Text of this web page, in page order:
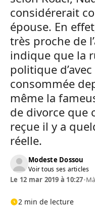
considérerait
épouse. En
très proche de
indique que la
politique
consommée
même la
de divorce que
reçue il y a
réelle.
Modeste Dossou
Voir tous ses articles
Le 12 mar 2019 à 10:27•
2 min de lecture